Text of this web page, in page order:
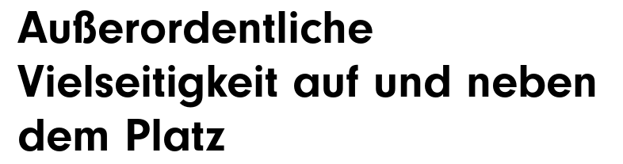
Außerordentliche
Vielseitigkeit auf und neben
dem Platz